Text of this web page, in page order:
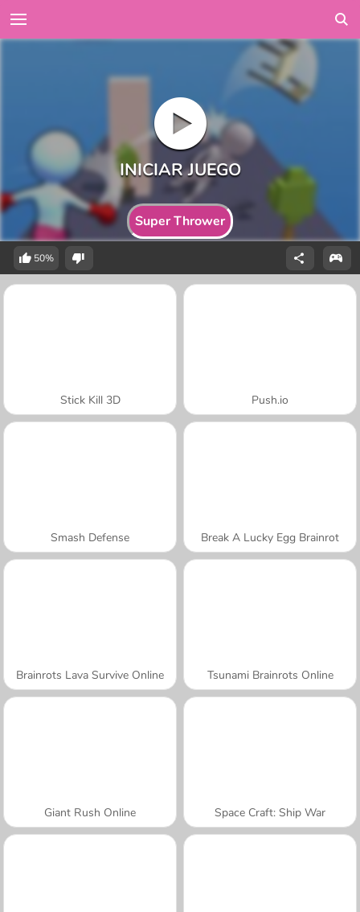
Super Thrower
50%
Stick Kill 3D Push.io
Smash Defense Break A Lucky Egg Brainrot
Brainrots Lava Survive Online Tsunami Brainrots Online
Giant Rush Online Space Craft: Ship War